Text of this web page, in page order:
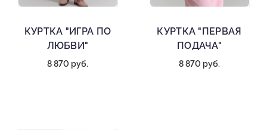
КУРТКА "ИГРА ПО
ЛЮБВИ"
8 870 руб.
КУРТКА "ПЕРВАЯ
ПОДАЧА"
8 870 руб.